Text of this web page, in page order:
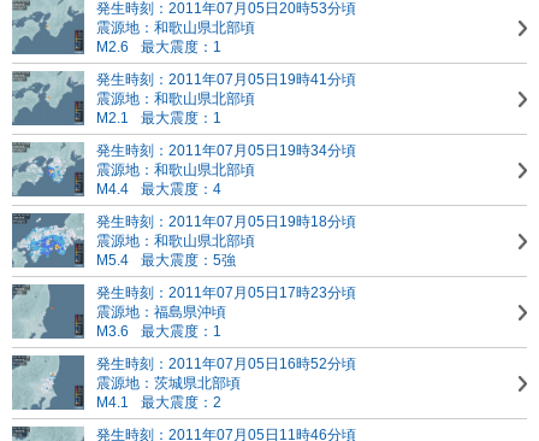
発生時刻：2011年07月05日20時53分頃
震源地：和歌山県北部頃
M2.6
最大震度：1
発生時刻：2011年07月05日19時41分頃
震源地：和歌山県北部頃
M2.1
最大震度：1
発生時刻：2011年07月05日19時34分頃
震源地：和歌山県北部頃
M4.4
最大震度：4
発生時刻：2011年07月05日19時18分頃
震源地：和歌山県北部頃
M5.4
最大震度：5強
発生時刻：2011年07月05日17時23分頃
震源地：福島県沖頃
M3.6
最大震度：1
発生時刻：2011年07月05日16時52分頃
震源地：茨城県北部頃
M4.1
最大震度：2
発生時刻：2011年07月05日11時46分頃